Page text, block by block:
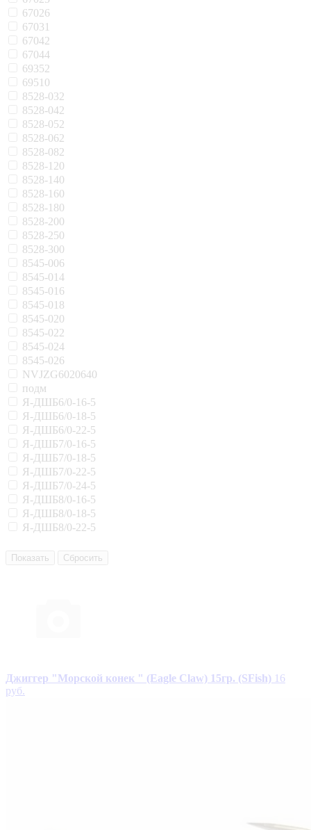
67026
67031
67042
67044
69352
69510
8528-032
8528-042
8528-052
8528-062
8528-082
8528-120
8528-140
8528-160
8528-180
8528-200
8528-250
8528-300
8545-006
8545-014
8545-016
8545-018
8545-020
8545-022
8545-024
8545-026
NVJZG6020640
подм
Я-ДШБ6/0-16-5
Я-ДШБ6/0-18-5
Я-ДШБ6/0-22-5
Я-ДШБ7/0-16-5
Я-ДШБ7/0-18-5
Я-ДШБ7/0-22-5
Я-ДШБ7/0-24-5
Я-ДШБ8/0-16-5
Я-ДШБ8/0-18-5
Я-ДШБ8/0-22-5
Джиггер "Морской конек " (Eagle Claw) 15гр. (SFish) 16
руб.